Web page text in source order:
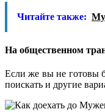
Читайте также:
На общественном
Если же вы не готовы
поискать и другие